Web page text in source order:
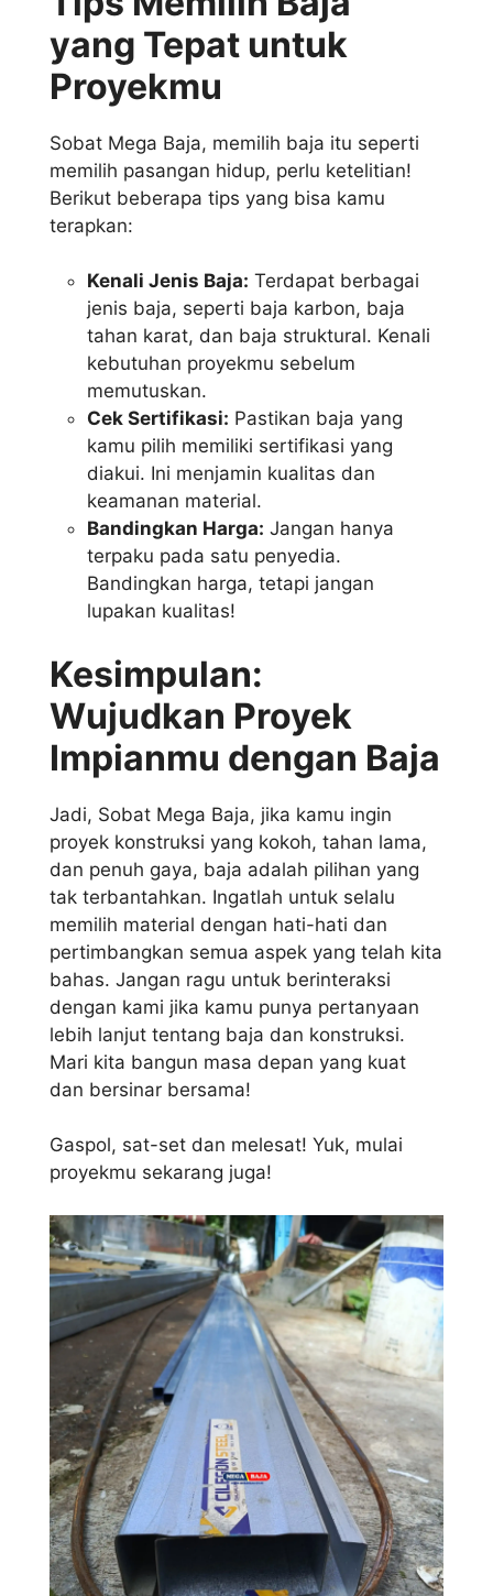
yang Tepat untuk
Proyekmu
Sobat Mega Baja, memilih baja itu seperti
memilih pasangan hidup, perlu ketelitian!
Berikut beberapa tips yang bisa kamu
terapkan:
Kenali Jenis Baja: Terdapat berbagai
jenis baja, seperti baja karbon, baja
tahan karat, dan baja struktural. Kenali
kebutuhan proyekmu sebelum
memutuskan.
Cek Sertifikasi: Pastikan baja yang
kamu pilih memiliki sertifikasi yang
diakui. Ini menjamin kualitas dan
keamanan material.
Bandingkan Harga: Jangan hanya
terpaku pada satu penyedia.
Bandingkan harga, tetapi jangan
lupakan kualitas!
Kesimpulan:
Wujudkan Proyek
Impianmu dengan Baja
Jadi, Sobat Mega Baja, jika kamu ingin
proyek konstruksi yang kokoh, tahan lama,
dan penuh gaya, baja adalah pilihan yang
tak terbantahkan. Ingatlah untuk selalu
memilih material dengan hati-hati dan
pertimbangkan semua aspek yang telah kita
bahas. Jangan ragu untuk berinteraksi
dengan kami jika kamu punya pertanyaan
lebih lanjut tentang baja dan konstruksi.
Mari kita bangun masa depan yang kuat
dan bersinar bersama!
Gaspol, sat-set dan melesat! Yuk, mulai
proyekmu sekarang juga!